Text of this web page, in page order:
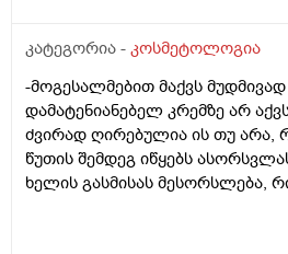
ყველაფერს ვიყენებ მაგრამ
რომელიც თან ხსშრად მცვივა
მადლობა
კატეგორია - კოსმეტოლოგია
-მოგესალმებით მაქვს
დამატენიანებელ კრემზე არ
ძვირად ღირებულია ის თუ არა,
წუთის შემდეგ იწყებს
ხელის გასმისას მესორსლება,